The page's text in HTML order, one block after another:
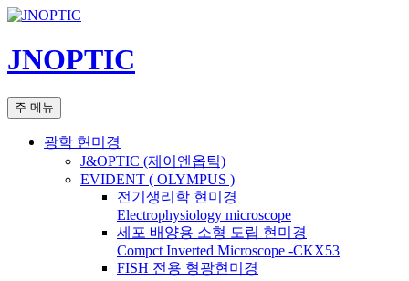
컨
츠
로
너
JNOPTIC
검
색
주 메뉴
광학 현미경
J&OPTIC (제이엔옵틱)
EVIDENT ( OLYMPUS )
전기생리학 현미경
Electrophysiology microscope
세포 배양용 소형 도립 현미경
Compct Inverted Microscope -CKX53
FISH 전용 형광현미경